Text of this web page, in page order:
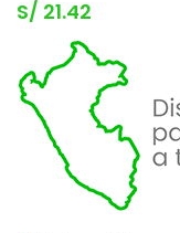
S/ 21.42